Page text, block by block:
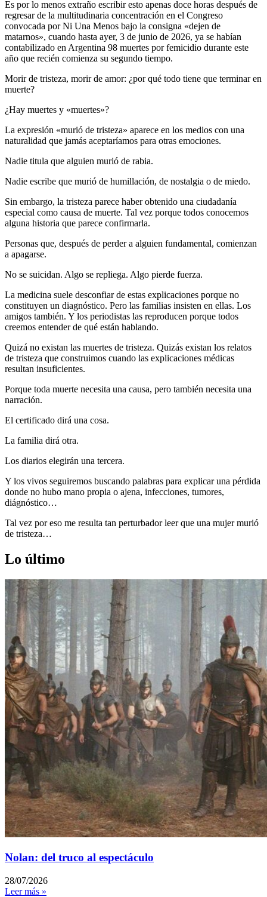
Es por lo menos extraño escribir esto apenas doce horas después de
regresar de la multitudinaria concentración en el Congreso
convocada por Ni Una Menos bajo la consigna «dejen de
matarnos», cuando hasta ayer, 3 de junio de 2026, ya se habían
contabilizado en Argentina 98 muertes por femicidio durante este
año que recién comienza su segundo tiempo.
Morir de tristeza, morir de amor: ¿por qué todo tiene que terminar en
muerte?
¿Hay muertes y «muertes»?
La expresión «murió de tristeza» aparece en los medios con una
naturalidad que jamás aceptaríamos para otras emociones.
Nadie titula que alguien murió de rabia.
Nadie escribe que murió de humillación, de nostalgia o de miedo.
Sin embargo, la tristeza parece haber obtenido una ciudadanía
especial como causa de muerte. Tal vez porque todos conocemos
alguna historia que parece confirmarla.
Personas que, después de perder a alguien fundamental, comienzan
a apagarse.
No se suicidan. Algo se repliega. Algo pierde fuerza.
La medicina suele desconfiar de estas explicaciones porque no
constituyen un diagnóstico. Pero las familias insisten en ellas. Los
amigos también. Y los periodistas las reproducen porque todos
creemos entender de qué están hablando.
Quizá no existan las muertes de tristeza. Quizás existan los relatos
de tristeza que construimos cuando las explicaciones médicas
resultan insuficientes.
Porque toda muerte necesita una causa, pero también necesita una
narración.
El certificado dirá una cosa.
La familia dirá otra.
Los diarios elegirán una tercera.
Y los vivos seguiremos buscando palabras para explicar una pérdida
donde no hubo mano propia o ajena, infecciones, tumores,
diágnóstico…
Tal vez por eso me resulta tan perturbador leer que una mujer murió
de tristeza…
Lo último
Nolan: del truco al espectáculo
28/07/2026
Leer más »